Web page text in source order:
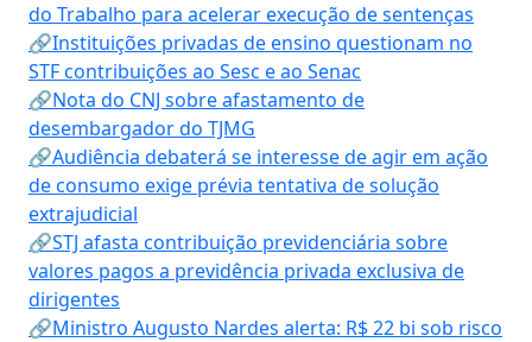
do Trabalho para acelerar execução de sentenças
🔗Instituições privadas de ensino questionam no
STF contribuições ao Sesc e ao Senac
🔗Nota do CNJ sobre afastamento de
desembargador do TJMG
🔗Audiência debaterá se interesse de agir em ação
de consumo exige prévia tentativa de solução
extrajudicial
🔗STJ afasta contribuição previdenciária sobre
valores pagos a previdência privada exclusiva de
dirigentes
🔗Ministro Augusto Nardes alerta: R$ 22 bi sob risco